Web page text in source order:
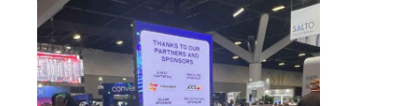
SITE
HARITASI